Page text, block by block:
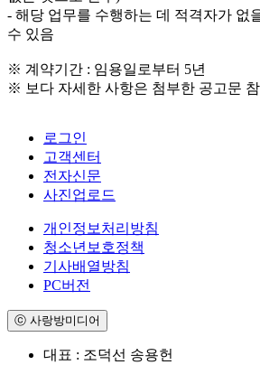
- 해당 업무를 수행하는 데 적격자가 없
수 있음
※ 계약기간 : 임용일로부터 5년
※ 보다 자세한 사항은 첨부한 공고문
로그인
고객센터
전자신문
사진업로드
개인정보처리방침
청소년보호정책
기사배열방침
PC버전
ⓒ 사랑방미디어
대표 : 조덕선 송용헌